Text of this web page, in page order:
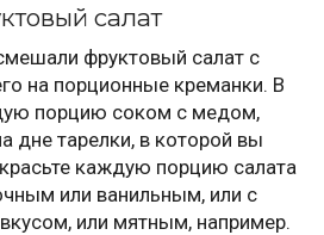
салат
фруктовый салат с
на порционные креманки. В
порцию соком с медом,
дне тарелки, в которой вы
каждую порцию салата
или ванильным, или с
или мятным, например.